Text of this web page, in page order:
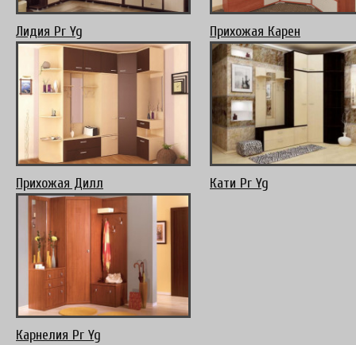
Лидия Pr Yg Прихожая Карен
Прихожая Дилл Кати Pr Yg
Карнелия Pr Yg